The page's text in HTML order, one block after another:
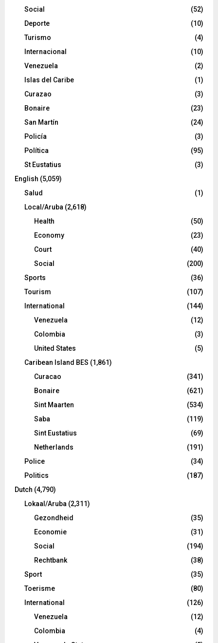
Social
(52)
Deporte
(10)
Turismo
(4)
Internacional
(10)
Venezuela
(2)
Islas del Caribe
(1)
Curazao
(3)
Bonaire
(23)
San Martín
(24)
Policía
(3)
Política
(95)
St Eustatius
(3)
English (5,059)
Salud
(1)
Local/Aruba (2,618)
Health
(50)
Economy
(23)
Court
(40)
Social
(200)
Sports
(36)
Tourism
(107)
International
(144)
Venezuela
(12)
Colombia
(3)
United States
(5)
Caribean Island BES (1,861)
Curacao
(341)
Bonaire
(621)
Sint Maarten
(534)
Saba
(119)
Sint Eustatius
(69)
Netherlands
(191)
Police
(34)
Politics
(187)
Dutch (4,790)
Lokaal/Aruba (2,311)
Gezondheid
(35)
Economie
(31)
Social
(194)
Rechtbank
(38)
Sport
(35)
Toerisme
(80)
International
(126)
Venezuela
(12)
Colombia
(4)